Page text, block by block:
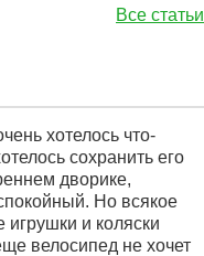
Все статьи
хотелось что-
сохранить его
дворике,
Но всякое
и коляски
велосипед не хочет